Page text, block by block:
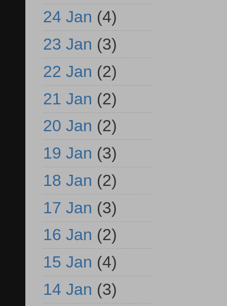
24 Jan (4)
23 Jan (3)
22 Jan (2)
21 Jan (2)
20 Jan (2)
19 Jan (3)
18 Jan (2)
17 Jan (3)
16 Jan (2)
15 Jan (4)
14 Jan (3)